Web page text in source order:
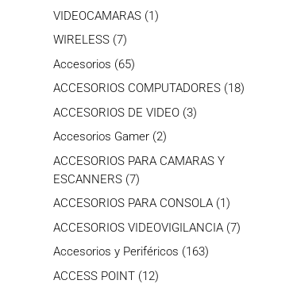
productos
VIDEOCAMARAS 11
WIRELESS 77
productos
Accesorios 6565
productos
ACCESORIOS COMPUTADORES 1818
ACCESORIOS DE VIDEO 33
Accesorios Gamer 22
productos
ACCESORIOS PARA CAMARAS Y
ESCANNERS 77
productos
ACCESORIOS PARA CONSOLA 11
producto
ACCESORIOS VIDEOVIGILANCIA 77
Accesorios y Periféricos 163163
ACCESS POINT 1212